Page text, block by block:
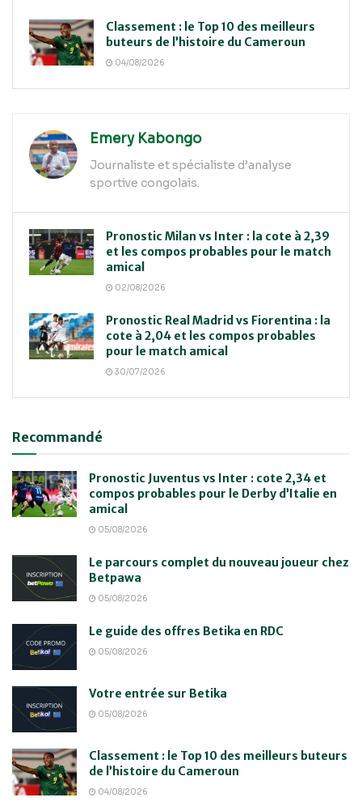
Classement : le Top 10 des meilleurs
buteurs de l’histoire du Cameroun
04/08/2026
Emery Kabongo
Journaliste et spécialiste d’analyse
sportive congolais.
Pronostic Milan vs Inter : la cote à 2,39
et les compos probables pour le match
amical
02/08/2026
Pronostic Real Madrid vs Fiorentina : la
cote à 2,04 et les compos probables
pour le match amical
30/07/2026
Recommandé
Pronostic Juventus vs Inter : cote 2,34 et
compos probables pour le Derby d’Italie en
amical
05/08/2026
Le parcours complet du nouveau joueur chez
Betpawa
05/08/2026
Le guide des offres Betika en RDC
05/08/2026
Votre entrée sur Betika
05/08/2026
Classement : le Top 10 des meilleurs buteurs
de l’histoire du Cameroun
04/08/2026